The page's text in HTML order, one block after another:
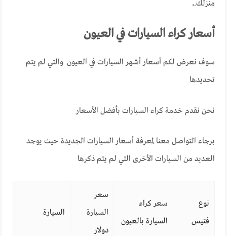
منزلك..
أسعار كراء السيارات في العيون
سوف نعرض لكم أسعار أشهر السيارات في العيون والتي لم يتم
تحديدها
نحن نقدم خدمة كراء السيارات بأفضل الأسعار
برجاء التواصل معنا لمعرفة أسعار السيارات الجديدة حيث يوجد
العديد من السيارات الأخرى التي لم يتم ذكرها
نوع
فتيس
سعر كراء
السيارة بالعيون
سعر
السيارة
دولار
السيارة